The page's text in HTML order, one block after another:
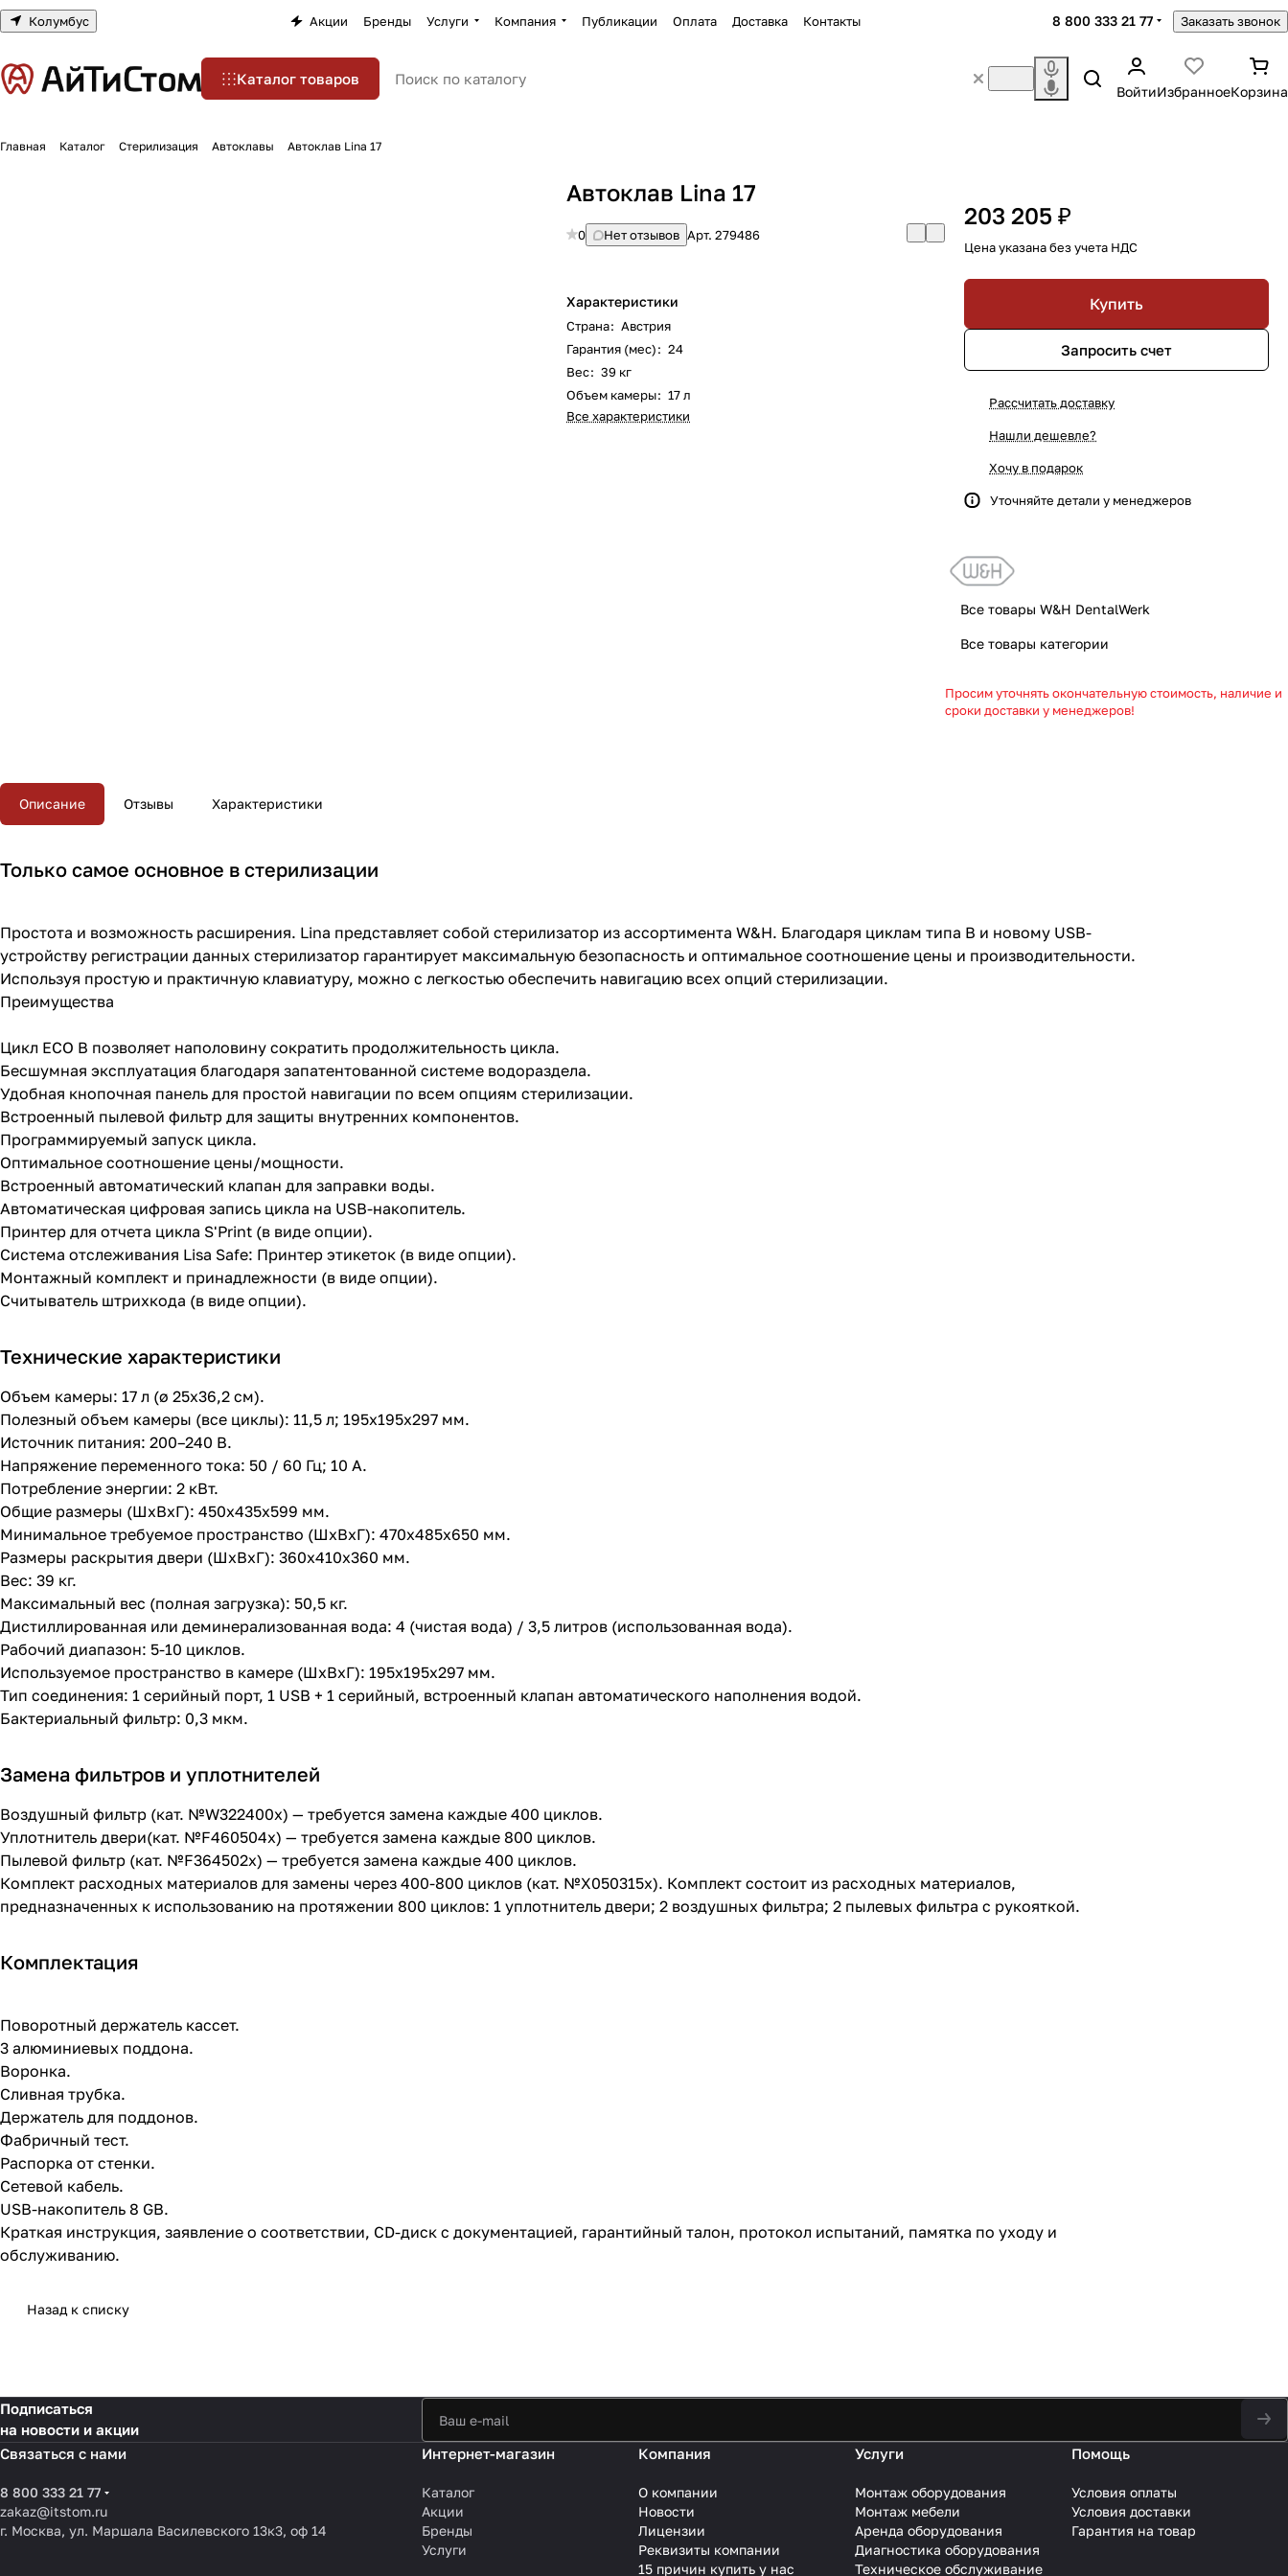
Колумбус Акции Бренды Услуги Компания Публикации Оплата Доставка Контакты 8 800 333 21 77 Заказать звонок
Каталог товаров
ВойтиИзбранноеКорзина
Главная Каталог Стерилизация Автоклавы Автоклав Lina 17
Автоклав Lina 17
0 Нет отзывов Арт.279486
Характеристики
Страна: Австрия
Гарантия (мес): 24
Вес: 39 кг
Объем камеры: 17 л
Все характеристики
203 205 ₽
Цена указана без учета НДС
Купить
Запросить счет
Рассчитать доставку
Нашли дешевле?
Хочу в подарок
Уточняйте детали у менеджеров
Все товары W&H DentalWerk
Все товары категории
Просим уточнять окончательную стоимость, наличие и
сроки доставки у менеджеров!
Описание Отзывы Характеристики
Только самое основное в стерилизации
Простота и возможность расширения. Lina представляет собой стерилизатор из ассортимента W&H. Благодаря циклам типа B и новому USB-
устройству регистрации данных стерилизатор гарантирует максимальную безопасность и оптимальное соотношение цены и производительности.
Используя простую и практичную клавиатуру, можно с легкостью обеспечить навигацию всех опций стерилизации.
Преимущества
Цикл ECO B позволяет наполовину сократить продолжительность цикла.
Бесшумная эксплуатация благодаря запатентованной системе водораздела.
Удобная кнопочная панель для простой навигации по всем опциям стерилизации.
Встроенный пылевой фильтр для защиты внутренних компонентов.
Программируемый запуск цикла.
Оптимальное соотношение цены/мощности.
Встроенный автоматический клапан для заправки воды.
Автоматическая цифровая запись цикла на USB-накопитель.
Принтер для отчета цикла S'Print (в виде опции).
Система отслеживания Lisa Safe: Принтер этикеток (в виде опции).
Монтажный комплект и принадлежности (в виде опции).
Считыватель штрихкода (в виде опции).
Технические характеристики
Объем камеры: 17 л (ø 25x36,2 cм).
Полезный объем камеры (все циклы): 11,5 л; 195x195x297 мм.
Источник питания: 200–240 В.
Напряжение переменного тока: 50 / 60 Гц; 10 А.
Потребление энергии: 2 кВт.
Общие размеры (ШxВxГ): 450x435x599 мм.
Минимальное требуемое пространство (ШxВxГ): 470x485x650 мм.
Размеры раскрытия двери (ШxВxГ): 360x410x360 мм.
Вес: 39 кг.
Максимальный вес (полная загрузка): 50,5 кг.
Дистиллированная или деминерализованная вода: 4 (чистая вода) / 3,5 литров (использованная вода).
Рабочий диапазон: 5-10 циклов.
Используемое пространство в камере (ШxВxГ): 195x195x297 мм.
Тип соединения: 1 серийный порт, 1 USB + 1 серийный, встроенный клапан автоматического наполнения водой.
Бактериальный фильтр: 0,3 мкм.
Замена фильтров и уплотнителей
Воздушный фильтр (кат. №W322400x) — требуется замена каждые 400 циклов.
Уплотнитель двери(кат. №F460504x) — требуется замена каждые 800 циклов.
Пылевой фильтр (кат. №F364502x) — требуется замена каждые 400 циклов.
Комплект расходных материалов для замены через 400-800 циклов (кат. №X050315x). Комплект состоит из расходных материалов,
предназначенных к использованию на протяжении 800 циклов: 1 уплотнитель двери; 2 воздушных фильтра; 2 пылевых фильтра с рукояткой.
Комплектация
Поворотный держатель кассет.
3 алюминиевых поддона.
Воронка.
Сливная трубка.
Держатель для поддонов.
Фабричный тест.
Распорка от стенки.
Сетевой кабель.
USB-накопитель 8 GB.
Краткая инструкция, заявление о соответствии, CD-диск с документацией, гарантийный талон, протокол испытаний, памятка по уходу и
обслуживанию.
Назад к списку
Подписаться
на новости и акции
Связаться с нами
8 800 333 21 77
zakaz@itstom.ru
г. Москва, ул. Маршала Василевского 13к3, оф 14
Интернет-магазин
Каталог
Акции
Бренды
Услуги
Компания
О компании
Новости
Лицензии
Реквизиты компании
15 причин купить у нас
Услуги
Монтаж оборудования
Монтаж мебели
Аренда оборудования
Диагностика оборудования
Техническое обслуживание
Помощь
Условия оплаты
Условия доставки
Гарантия на товар